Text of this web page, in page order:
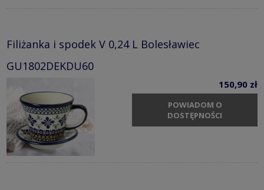
Filiżanka i spodek V 0,24 L Bolesławiec
GU1802DEKDU60
150,90 zł
POWIADOM O
DOSTĘPNOŚCI